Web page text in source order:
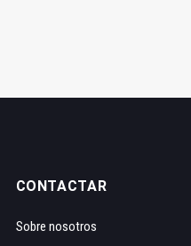
CONTACTAR
Sobre nosotros